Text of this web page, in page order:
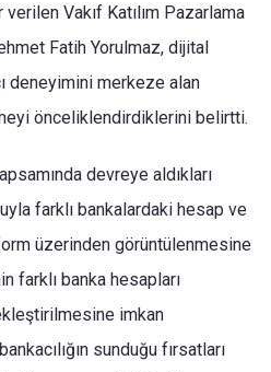
Vakıf Katılım Pazarlama
Fatih Yorulmaz, dijital
deneyimini merkeze alan
önceliklendirdiklerini belirtti.
devreye aldıkları
farklı bankalardaki hesap ve
üzerinden görüntülenmesine
farklı banka hesapları
imkan
sunduğu fırsatları